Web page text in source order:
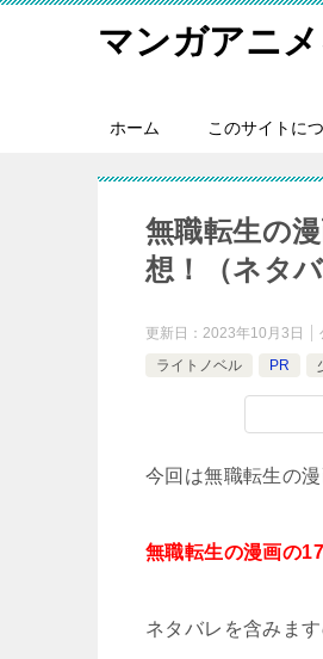
マンガアニ
ホーム このサイトに
無職転生の
想！（ネタバ
更新日： 2023年10月3日
ライトノベル
PR
今回は無職転生の
無職転生の漫画の
ネタバレを含みま